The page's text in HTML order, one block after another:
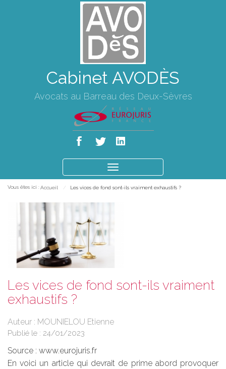
Cabinet AVODÈS
Avocats au Barreau des Deux-Sèvres
le
Vous êtes ici : Accueil Les vices de fond sont-ils vraiment exhaustifs ?
Les vices de fond sont-ils vraiment
exhaustifs ?
Auteur : MOUNIELOU Etienne
Publié le : 24/01/2023
Source : www.eurojuris.fr
En voici un article qui devrait de prime abord provoquer